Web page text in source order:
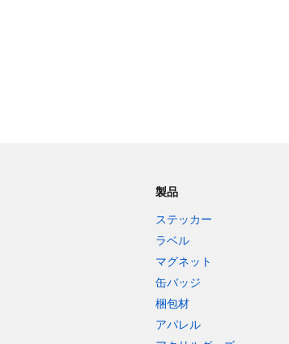
製品
ステッカー
ラベル
マグネット
缶バッジ
梱包材
アパレル